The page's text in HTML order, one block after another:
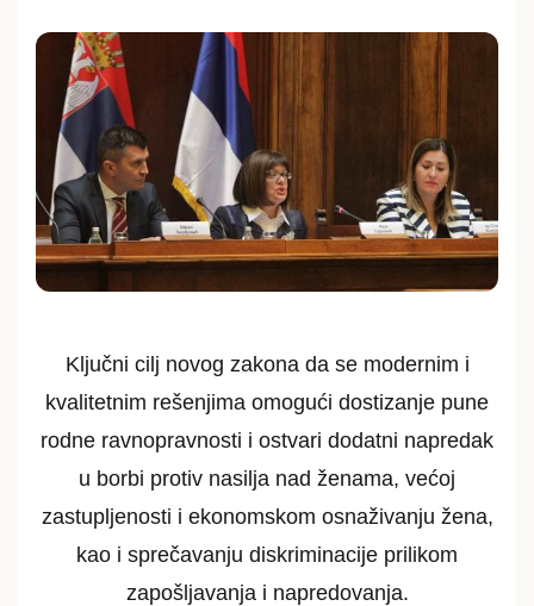
Ključni cilj novog zakona da se modernim i
kvalitetnim rešenjima omogući dostizanje pune
rodne ravnopravnosti i ostvari dodatni napredak
u borbi protiv nasilja nad ženama, većoj
zastupljenosti i ekonomskom osnaživanju žena,
kao i sprečavanju diskriminacije prilikom
zapošljavanja i napredovanja.